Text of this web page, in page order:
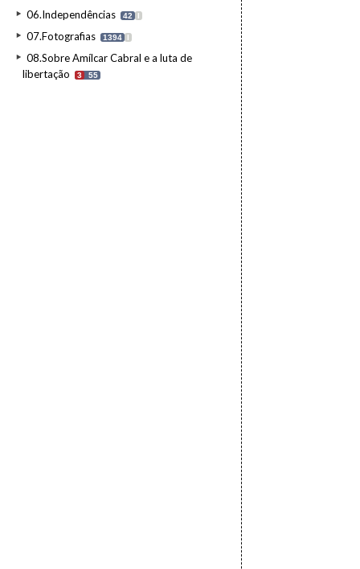
06.Independências 42 I
07.Fotografias 1394 I
08.Sobre Amílcar Cabral e a luta de
libertação
3 55